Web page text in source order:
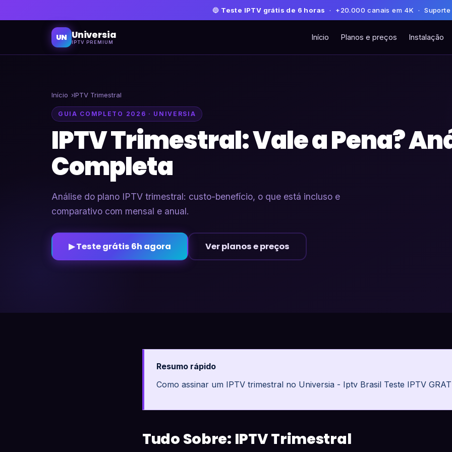
🔵 Teste IPTV grátis de 6 horas · +20.000 canais em 4K ·
UN Universia
IPTV PREMIUM
Início Planos e preços Instalação
Início IPTV Trimestral
GUIA COMPLETO 2026 · UNIVERSIA
IPTV Trimestral: Vale a Pena?
Completa
Análise do plano IPTV trimestral: custo-benefício, o que está incluso e
comparativo com mensal e anual.
▶ Teste grátis 6h agora Ver planos e preços
Resumo rápido
Como assinar um IPTV trimestral no Universia - Iptv Brasil Teste IPTV
Tudo Sobre: IPTV Trimestral